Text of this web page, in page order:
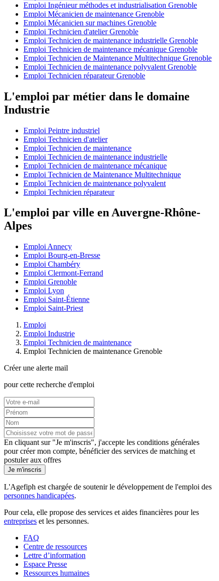
Emploi Ingénieur méthodes et industrialisation Grenoble
Emploi Mécanicien de maintenance Grenoble
Emploi Mécanicien sur machines Grenoble
Emploi Technicien d'atelier Grenoble
Emploi Technicien de maintenance industrielle Grenoble
Emploi Technicien de maintenance mécanique Grenoble
Emploi Technicien de Maintenance Multitechnique Grenoble
Emploi Technicien de maintenance polyvalent Grenoble
Emploi Technicien réparateur Grenoble
L'emploi par métier dans le domaine
Industrie
Emploi Peintre industriel
Emploi Technicien d'atelier
Emploi Technicien de maintenance
Emploi Technicien de maintenance industrielle
Emploi Technicien de maintenance mécanique
Emploi Technicien de Maintenance Multitechnique
Emploi Technicien de maintenance polyvalent
Emploi Technicien réparateur
L'emploi par ville en Auvergne-Rhône-
Alpes
Emploi Annecy
Emploi Bourg-en-Bresse
Emploi Chambéry
Emploi Clermont-Ferrand
Emploi Grenoble
Emploi Lyon
Emploi Saint-Étienne
Emploi Saint-Priest
Emploi
Emploi Industrie
Emploi Technicien de maintenance
Emploi Technicien de maintenance Grenoble
Créer une alerte mail
pour cette recherche d'emploi
En cliquant sur "Je m'inscris", j'accepte les conditions générales
pour créer mon compte, bénéficier des services de matching et
postuler aux offres
Je m'inscris
L'Agefiph est chargée de soutenir le développement de l'emploi des
personnes handicapées.
Pour cela, elle propose des services et aides financières pour les
entreprises et les personnes.
FAQ
Centre de ressources
Lettre d’information
Espace Presse
Ressources humaines